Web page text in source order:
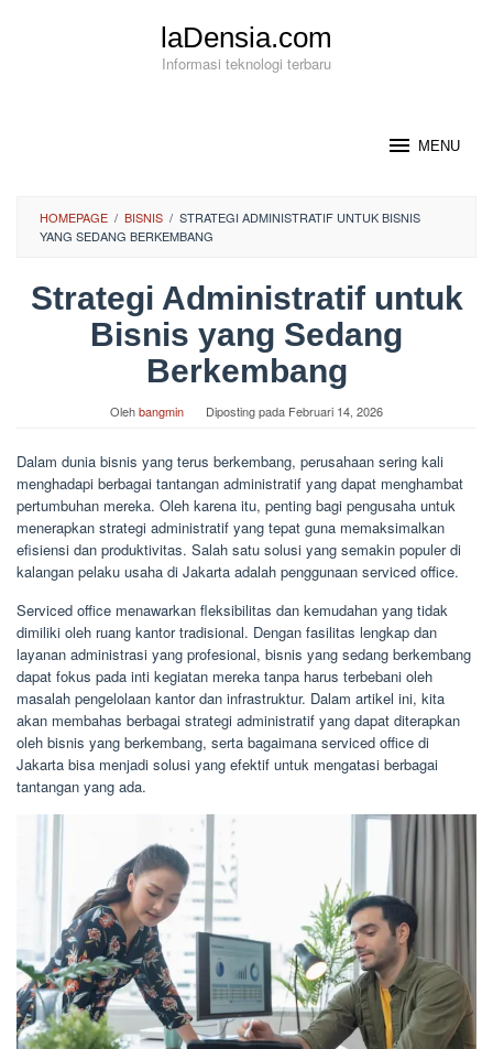
laDensia.com
Informasi teknologi terbaru
MENU
HOMEPAGE / BISNIS / STRATEGI ADMINISTRATIF UNTUK BISNIS
YANG SEDANG BERKEMBANG
Strategi Administratif untuk
Bisnis yang Sedang
Berkembang
Olehbangmin Diposting pada Februari 14, 2026
Dalam dunia bisnis yang terus berkembang, perusahaan sering kali
menghadapi berbagai tantangan administratif yang dapat menghambat
pertumbuhan mereka. Oleh karena itu, penting bagi pengusaha untuk
menerapkan strategi administratif yang tepat guna memaksimalkan
efisiensi dan produktivitas. Salah satu solusi yang semakin populer di
kalangan pelaku usaha di Jakarta adalah penggunaan serviced office.
Serviced office menawarkan fleksibilitas dan kemudahan yang tidak
dimiliki oleh ruang kantor tradisional. Dengan fasilitas lengkap dan
layanan administrasi yang profesional, bisnis yang sedang berkembang
dapat fokus pada inti kegiatan mereka tanpa harus terbebani oleh
masalah pengelolaan kantor dan infrastruktur. Dalam artikel ini, kita
akan membahas berbagai strategi administratif yang dapat diterapkan
oleh bisnis yang berkembang, serta bagaimana serviced office di
Jakarta bisa menjadi solusi yang efektif untuk mengatasi berbagai
tantangan yang ada.